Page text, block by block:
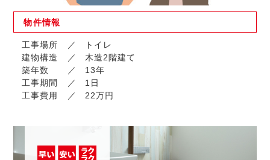
物件情報
工事場所
トイレ
建物構造
木造2階建て
築年数
13年
工事期間
1日
工事費用
22万円